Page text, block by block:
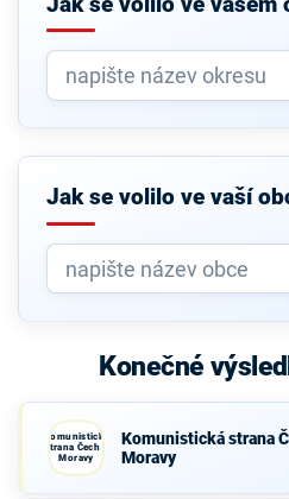
Jak se volilo ve vaší
Konečné
Komunistická
strana Čech a
Moravy
Komunistická strana
Moravy